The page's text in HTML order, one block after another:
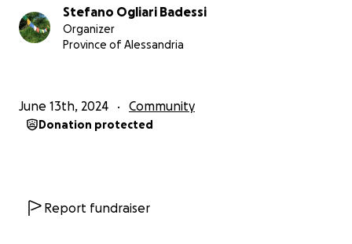
Vogliamo arrivare a 400 piante, poi mille, e
Ogni contributo si trasforma in azioni reali: nuovi
alberi, più fertilità, più acqua trattenuta nel suolo,
dopo giorno.
Stefano Ogliari Badessi
Organizer
Province of Alessandria
June 13th, 2024 Community
Donation protected
Report fundraiser